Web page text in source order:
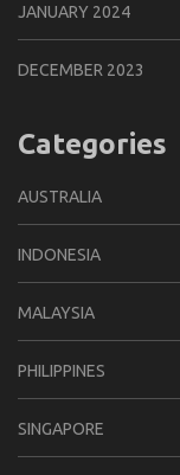
JANUARY 2024
DECEMBER 2023
Categories
AUSTRALIA
INDONESIA
MALAYSIA
PHILIPPINES
SINGAPORE